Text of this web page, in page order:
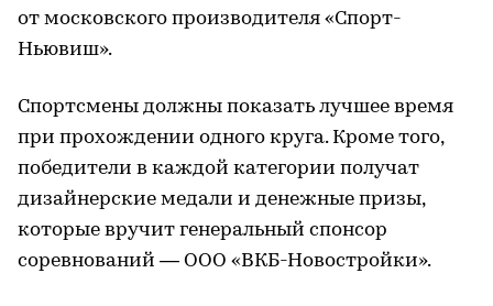
от московского производителя «Спорт-
Ньювиш».
Спортсмены должны показать лучшее время
при прохождении одного круга. Кроме того,
победители в каждой категории получат
дизайнерские медали и денежные призы,
которые вручит генеральный спонсор
соревнований — ООО «ВКБ-Новостройки».